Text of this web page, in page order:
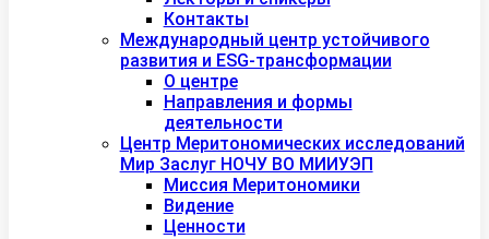
Контакты
Международный центр устойчивого
развития и ESG-трансформации
О центре
Направления и формы
деятельности
Центр Меритономических исследований
Мир Заслуг НОЧУ ВО МИИУЭП
Миссия Меритономики
Видение
Ценности